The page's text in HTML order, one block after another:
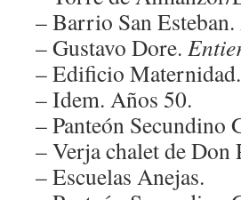
– Barrio San
– Gustavo Dore.
– Edificio
– Idem. Años 50.
– Panteón Secundino
– Verja chalet de
– Escuelas Anejas.